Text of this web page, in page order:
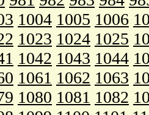
1004 1005 1006
1023 1024 1025
1042 1043 1044
1061 1062 1063
1080 1081 1082